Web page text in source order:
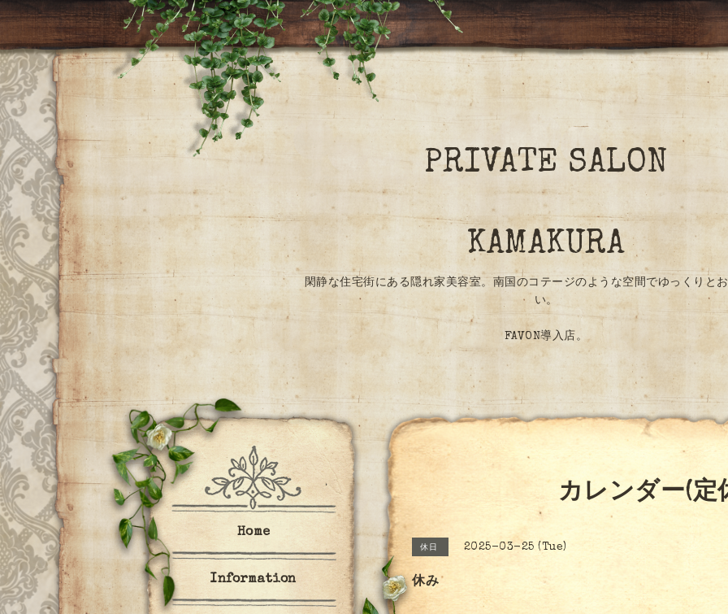
PRIVATE SALON
KAMAKURA
閑静な住宅街にある隠れ家美容室。南国のコテージのような空間でゆっくりと
い。
FAVON導入店。
カレンダー(定
休日 2025-03-25 (Tue)
休み
Home
Information